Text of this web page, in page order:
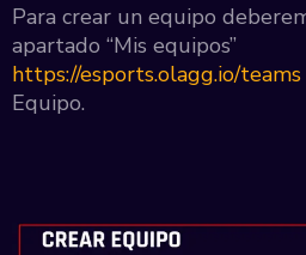
Para crear un equipo
apartado “Mis equipos”
https://esports.olagg.io/teams
Equipo.